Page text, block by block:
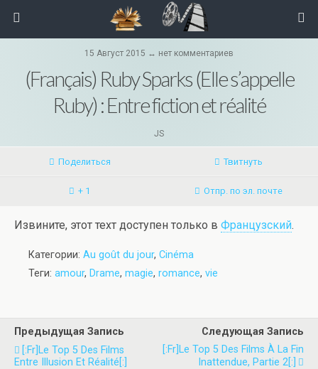
15 Август 2015 ↔ нет комментариев
(Français) Ruby Sparks (Elle s’appelle
Ruby) : Entre fiction et réalité
JS
Поделиться Твитнуть
+ 1 Отпр. по эл. почте
Извините, этот техт доступен только в Французский.
Категории: Au goût du jour, Cinéma
Теги: amour, Drame, magie, romance, vie
Предыдущая Запись
[:fr]Le Top 5 Des Films
Entre Illusion Et Réalité[:]
Следующая Запись
[:fr]Le Top 5 Des Films À La Fin
Inattendue, Partie 2[:]